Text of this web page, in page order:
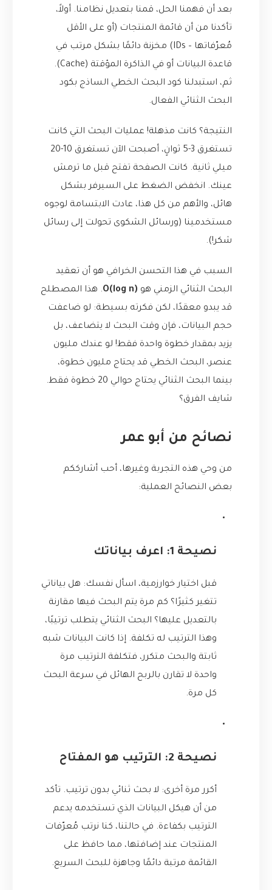
بعد أن فهمنا الحل، قمنا بتعديل نظامنا. أولاً،
تأكدنا من أن قائمة المنتجات (أو على الأقل
مُعرّفاتها – IDs) مخزنة دائمًا بشكل مرتب في
قاعدة البيانات أو في الذاكرة المؤقتة (Cache).
ثم، استبدلنا كود البحث الخطي الساذج بكود
البحث الثنائي الفعال.
النتيجة؟ كانت مذهلة! عمليات البحث التي كانت
تستغرق 3-5 ثوانٍ، أصبحت الآن تستغرق 10-20
ميلي ثانية. كانت الصفحة تفتح قبل ما ترمش
عينك. انخفض الضغط على السيرفر بشكل
هائل، والأهم من كل هذا، عادت الابتسامة لوجوه
مستخدمينا (ورسائل الشكوى تحولت إلى رسائل
شكر!).
السبب في هذا التحسن الخرافي هو أن تعقيد
البحث الثنائي الزمني هو O(log n). هذا المصطلح
قد يبدو معقدًا، لكن فكرته بسيطة: لو ضاعفت
حجم البيانات، فإن وقت البحث لا يتضاعف، بل
يزيد بمقدار خطوة واحدة فقط! لو عندك مليون
عنصر، البحث الخطي قد يحتاج مليون خطوة،
بينما البحث الثنائي يحتاج حوالي 20 خطوة فقط.
شايف الفرق؟
نصائح من أبو عمر
من وحي هذه التجربة وغيرها، أحب أشارككم
بعض النصائح العملية:
نصيحة 1: اعرف بياناتك
قبل اختيار خوارزمية، اسأل نفسك: هل بياناتي
تتغير كثيرًا؟ كم مرة يتم البحث فيها مقارنة
بالتعديل عليها؟ البحث الثنائي يتطلب ترتيبًا،
وهذا الترتيب له تكلفة. إذا كانت البيانات شبه
ثابتة والبحث متكرر، فتكلفة الترتيب مرة
واحدة لا تقارن بالربح الهائل في سرعة البحث
كل مرة.
نصيحة 2: الترتيب هو المفتاح
أكرر مرة أخرى: لا بحث ثنائي بدون ترتيب. تأكد
من أن هيكل البيانات الذي تستخدمه يدعم
الترتيب بكفاءة. في حالتنا، كنا نرتب مُعرّفات
المنتجات عند إضافتها، مما حافظ على
القائمة مرتبة دائمًا وجاهزة للبحث السريع.